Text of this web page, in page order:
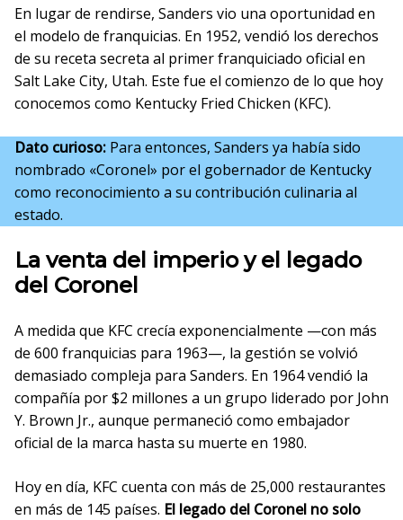
En lugar de rendirse, Sanders vio una oportunidad en
el modelo de franquicias. En 1952, vendió los derechos
de su receta secreta al primer franquiciado oficial en
Salt Lake City, Utah. Este fue el comienzo de lo que hoy
conocemos como Kentucky Fried Chicken (KFC).
Dato curioso: Para entonces, Sanders ya había sido
nombrado «Coronel» por el gobernador de Kentucky
como reconocimiento a su contribución culinaria al
estado.
La venta del imperio y el legado
del Coronel
A medida que KFC crecía exponencialmente —con más
de 600 franquicias para 1963—, la gestión se volvió
demasiado compleja para Sanders. En 1964 vendió la
compañía por $2 millones a un grupo liderado por John
Y. Brown Jr., aunque permaneció como embajador
oficial de la marca hasta su muerte en 1980.
Hoy en día, KFC cuenta con más de 25,000 restaurantes
en más de 145 países. El legado del Coronel no solo